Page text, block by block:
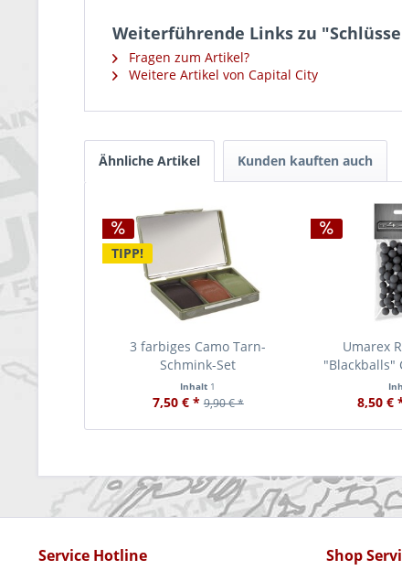
Weiterführende Links zu
Fragen zum Artikel?
Weitere Artikel von Capital City
Ähnliche Artikel Kunden kauften auch
TIPP!
3 farbiges Camo Tarn-
Schmink-Set
Inhalt 1
7,50 € * 9,90 € *
Umarex
"Blackballs"
8,50 €
Service Hotline Shop